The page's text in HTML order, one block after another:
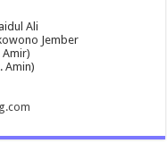
Ali
Jember
Amir)
Amin)